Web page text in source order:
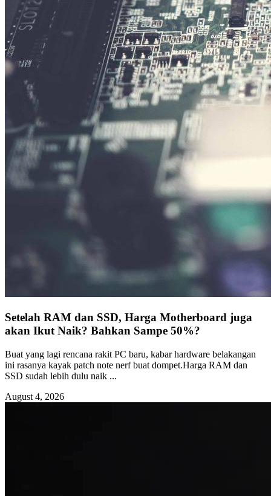
Setelah RAM dan SSD, Harga Motherboard juga
akan Ikut Naik? Bahkan Sampe 50%?
Buat yang lagi rencana rakit PC baru, kabar hardware belakangan
ini rasanya kayak patch note nerf buat dompet.Harga RAM dan
SSD sudah lebih dulu naik ...
August 4, 2026